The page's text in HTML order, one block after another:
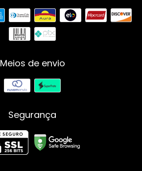
Meios de envio
Segurança